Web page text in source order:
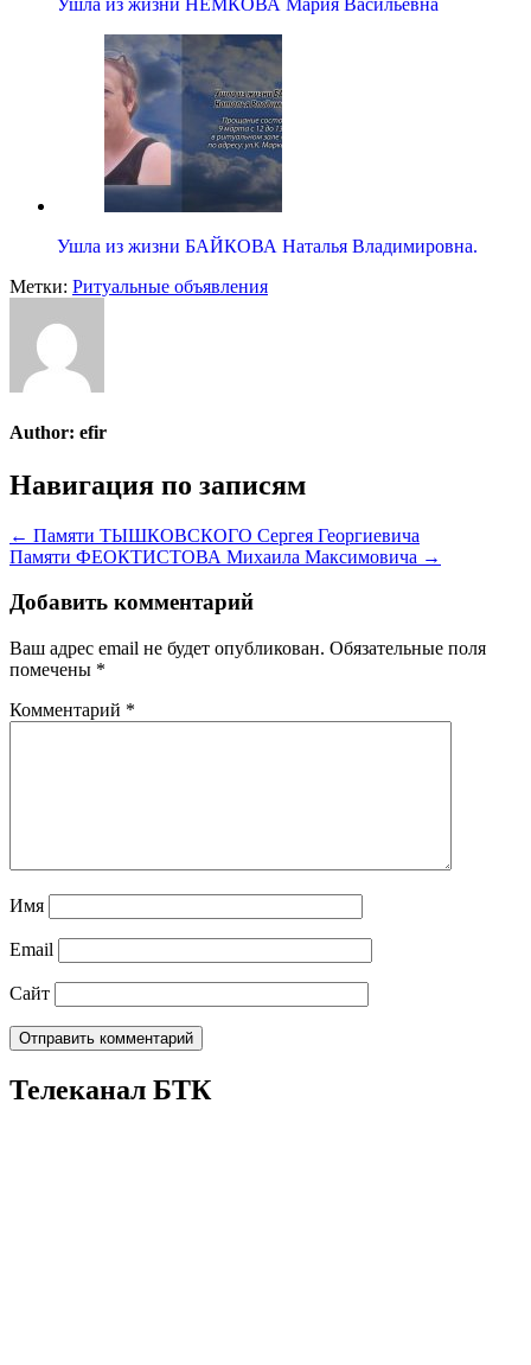
Ушла из жизни НЕМКОВА Мария Васильевна
Ушла из жизни БАЙКОВА Наталья Владимировна.
Метки: Ритуальные объявления
Author: efir
Навигация по записям
← Памяти ТЫШКОВСКОГО Сергея Георгиевича
Памяти ФЕОКТИСТОВА Михаила Максимовича →
Добавить комментарий
Ваш адрес email не будет опубликован. Обязательные поля
помечены *
Комментарий *
Имя
Email
Сайт
Телеканал БТК